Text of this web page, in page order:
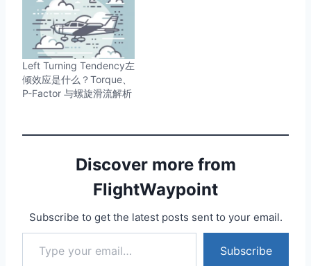
Left Turning Tendency左
倾效应是什么？Torque、
P-Factor 与螺旋滑流解析
Discover more from
FlightWaypoint
Subscribe to get the latest posts sent to your email.
Type your email…
Subscribe